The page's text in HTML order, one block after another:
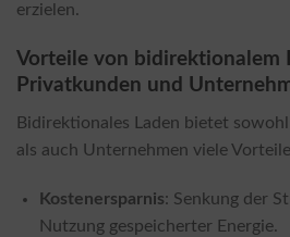
erzielen.
Vorteile von bidirektionalem
Privatkunden und
Bidirektionales Laden bietet
als auch Unternehmen viele
Kostenersparnis: Senkung der
Nutzung gespeicherter Energie.